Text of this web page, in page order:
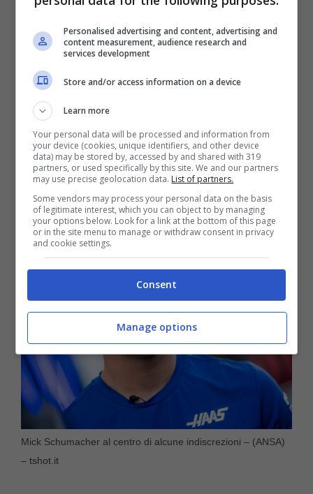
falso
centro di un caso e di alcune speculazioni
che lo hanno riguardato con la Mercedes.
dove attualmente è un pilota di riserva. Le
voci intorno al figlio d’arte sono emerse dopo
la sua partecipazione ad alcuni test in cui
partecipava anche il giovane Kimi Antonelli.
Mick Schumacher al centro di alcune indiscrezioni – (ANSA)
– tshot.it
Personalised advertising and content, advertising and
content measurement, audience research and
services development
Store and/or access information on a device
Learn more
Your personal data will be processed and information from
your device (cookies, unique identifiers, and other device
data) may be stored by, accessed by and shared with 319
partners, or used specifically by this site. We and our partners
may use precise geolocation data. List of partners.
Some vendors may process your personal data on the basis
of legitimate interest, which you can object to by managing
your options below. Look for a link at the bottom of this page
or in the site menu to manage or withdraw consent in privacy
and cookie settings.
Consent
Manage options